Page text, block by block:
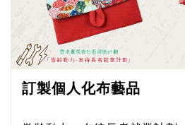
訂製個人化布藝品